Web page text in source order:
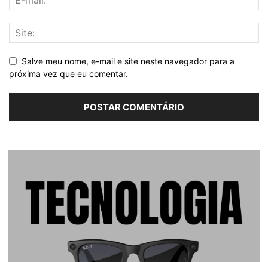
Salve meu nome, e-mail e site neste navegador para a
próxima vez que eu comentar.